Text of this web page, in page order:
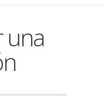
una